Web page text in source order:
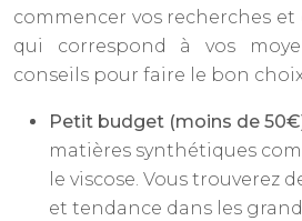
commencer vos recherches
qui correspond à vos
conseils pour faire le bon
Petit budget (moins de
matières synthétiques
le viscose. Vous trouverez
et tendance dans les